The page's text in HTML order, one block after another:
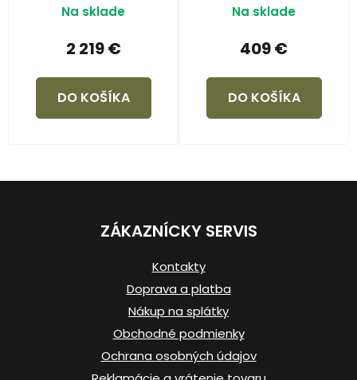
Na sklade
2 219 €
DO KOŠÍKA
Na sklade
409 €
DO KOŠÍKA
Z
ZÁKAZNÍCKY SERVIS
Kontakty
Doprava a platba
Nákup na splátky
Obchodné podmienky
Ochrana osobných údajov